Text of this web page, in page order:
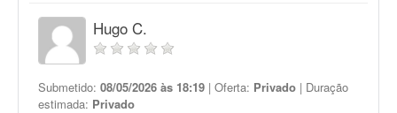
Hugo C.
Submetido: 08/05/2026 às 18:19 | Oferta: Privado | Duração
estimada: Privado